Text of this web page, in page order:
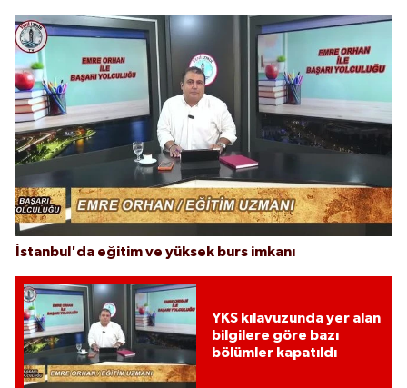
İstanbul'da eğitim ve yüksek burs imkanı
YKS kılavuzunda yer alan
bilgilere göre bazı
bölümler kapatıldı